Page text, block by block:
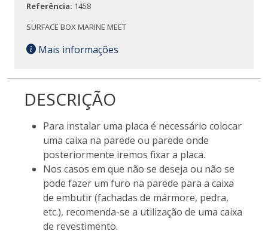
Referência: 1458
SURFACE BOX MARINE MEET
Mais informações
DESCRIÇÃO
Para instalar uma placa é necessário colocar
uma caixa na parede ou parede onde
posteriormente iremos fixar a placa.
Nos casos em que não se deseja ou não se
pode fazer um furo na parede para a caixa
de embutir (fachadas de mármore, pedra,
etc.), recomenda-se a utilização de uma caixa
de revestimento.